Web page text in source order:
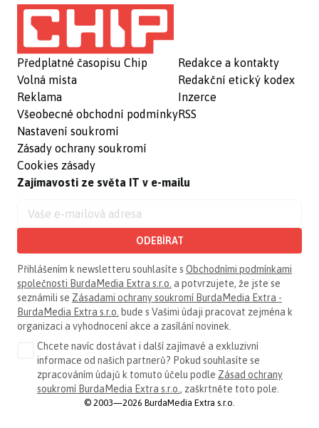
Předplatné časopisu Chip
Volná místa
Reklama
Všeobecné obchodní podmínky
Nastavení soukromí
Zásady ochrany soukromí
Cookies zásady
Redakce a kontakty
Redakční etický kodex
Inzerce
RSS
Zajímavosti ze světa IT v e-mailu
ODEBÍRAT
Přihlášením k newsletteru souhlasíte s Obchodními podmínkami
společnosti BurdaMedia Extra s.r.o. a potvrzujete, že jste se
seznámili se Zásadami ochrany soukromí BurdaMedia Extra -
BurdaMedia Extra s.r.o. bude s Vašimi údaji pracovat zejména k
organizaci a vyhodnocení akce a zasílání novinek.
Chcete navíc dostávat i další zajímavé a exkluzivní
informace od našich partnerů? Pokud souhlasíte se
zpracováním údajů k tomuto účelu podle Zásad ochrany
soukromí BurdaMedia Extra s.r.o. , zaškrtněte toto pole.
© 2003—2026 BurdaMedia Extra s.r.o.